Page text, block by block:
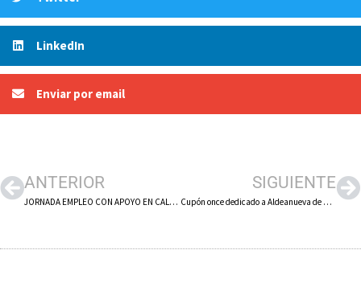
LinkedIn
Enviar por email
ANTERIOR
JORNADA EMPLEO CON APOYO EN CALAHORRA
SIGUIENTE
Cupón once dedicado a Aldeanueva de Ebro